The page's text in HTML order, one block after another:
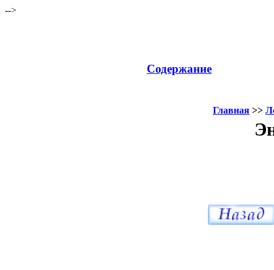
-->
Содержание
Главная >>